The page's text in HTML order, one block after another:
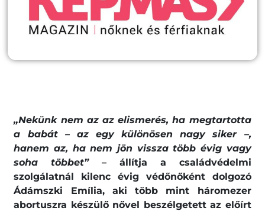
„Nekünk nem az az elismerés, ha megtartotta
a babát – az egy különösen nagy siker –,
hanem az, ha nem jön vissza több évig vagy
soha többet”– állítja a családvédelmi
szolgálatnál kilenc évig védőnőként dolgozó
Ádámszki Emília, aki több mint háromezer
abortuszra készülő nővel beszélgetett az előírt